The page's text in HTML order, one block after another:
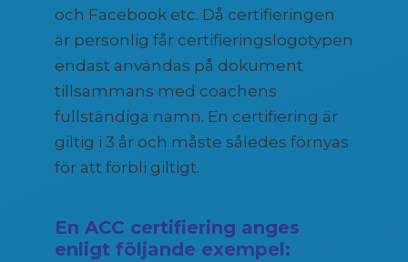
och Facebook etc. Då certifieringen
är personlig får certifieringslogotypen
endast användas på dokument
tillsammans med coachens
fullständiga namn. En certifiering är
giltig i 3 år och måste således förnyas
för att förbli giltigt.
En ACC certifiering anges
enligt följande exempel: